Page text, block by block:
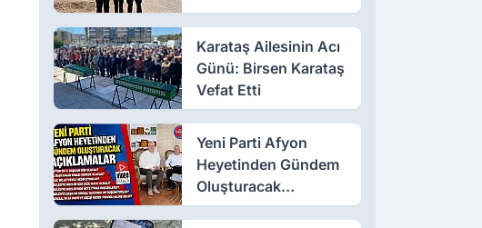
Salar’da Yakalandı
Karataş Ailesinin Acı
Günü: Birsen Karataş
Vefat Etti
Yeni Parti Afyon
Heyetinden Gündem
Oluşturacak
Açıklamalar